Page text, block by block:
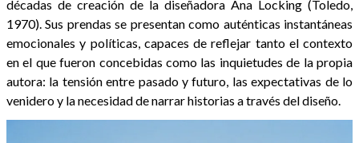
décadas de creación de la diseñadora Ana Locking (Toledo,
1970). Sus prendas se presentan como auténticas instantáneas
emocionales y políticas, capaces de reflejar tanto el contexto
en el que fueron concebidas como las inquietudes de la propia
autora: la tensión entre pasado y futuro, las expectativas de lo
venidero y la necesidad de narrar historias a través del diseño.